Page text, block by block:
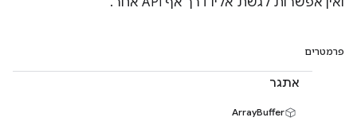
פרמטרים
אתגר
ArrayBuffer